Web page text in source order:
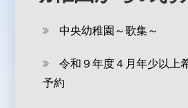
中央幼稚園～歌集～
令和９年度４月年少以上
予約